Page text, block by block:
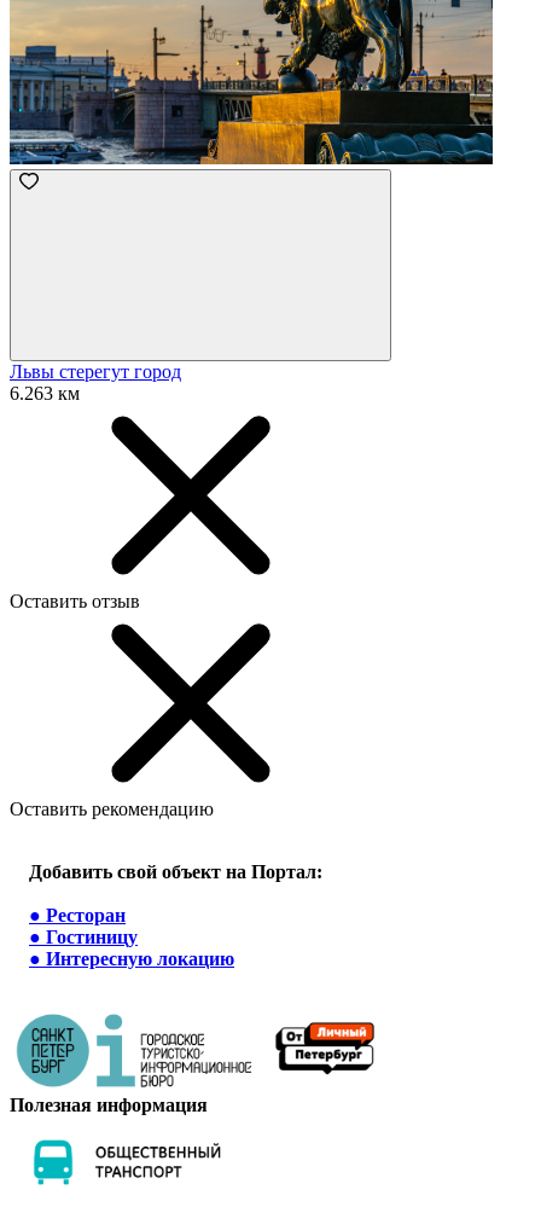
Львы стерегут город
6.263 км
Оставить отзыв
Оставить рекомендацию
Добавить свой объект на Портал:
● Ресторан
● Гостиницу
● Интересную локацию
Полезная информация